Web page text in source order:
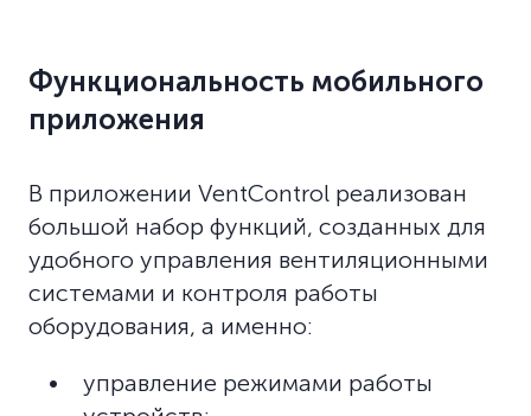
Функциональность мобильного
приложения
В приложении VentControl реализован
большой набор функций, созданных для
удобного управления вентиляционными
системами и контроля работы
оборудования, а именно:
управление режимами работы